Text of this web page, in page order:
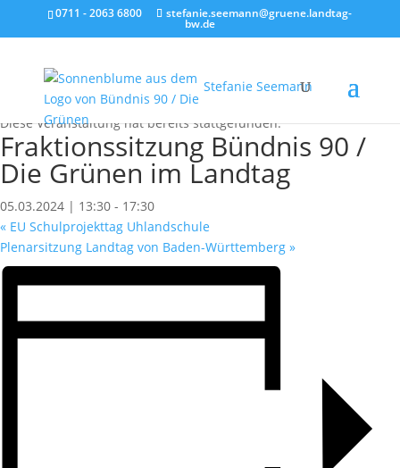
0711 - 2063 6800 stefanie.seemann@gruene.landtag-
bw.de
Stefanie Seemann
« Alle Veranstaltungen
Diese Veranstaltung hat bereits stattgefunden.
Fraktionssitzung Bündnis 90 /
Die Grünen im Landtag
05.03.2024 | 13:30 - 17:30
« EU Schulprojekttag Uhlandschule
Plenarsitzung Landtag von Baden-Württemberg »